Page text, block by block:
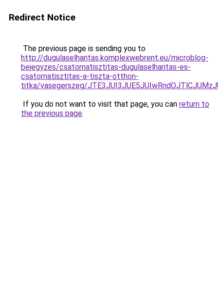
Redirect Notice
The previous page is sending you to
http://dugulaselharitas.komplexwebrent.eu/microblog-
bejegyzes/csatornatisztitas-dugulaselharitas-es-
csatornatisztitas-a-tiszta-otthon-
titka/vasegerszeg/
If you do not want to visit that page, you can return to
the previous page.